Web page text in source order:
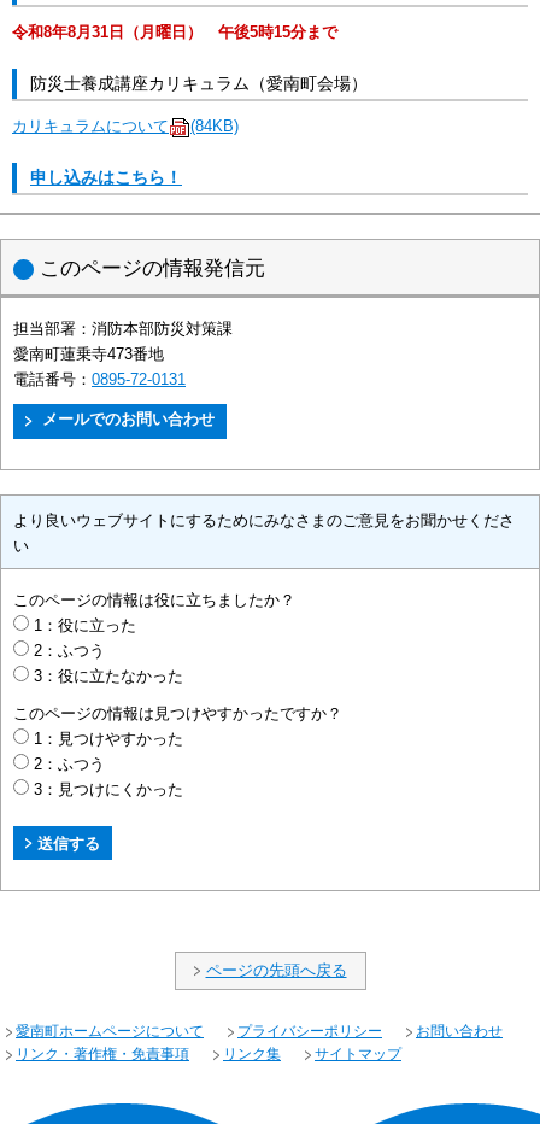
令和8年8月31日（月曜日） 午後5時15分まで
防災士養成講座カリキュラム（愛南町会場）
カリキュラムについて (84KB)
申し込みはこちら！
このページの情報発信元
担当部署： 消防本部防災対策課
愛南町蓮乗寺473番地
電話番号： 0895-72-0131
より良いウェブサイトにするためにみなさまのご意見をお聞かせくださ
い
このページの情報は役に立ちましたか？
1：役に立った
2：ふつう
3：役に立たなかった
このページの情報は見つけやすかったですか？
1：見つけやすかった
2：ふつう
3：見つけにくかった
ページの先頭へ戻る
愛南町ホームページについて プライバシーポリシー
お問い合わせ
リンク・著作権・免責事項
リンク集 サイトマップ